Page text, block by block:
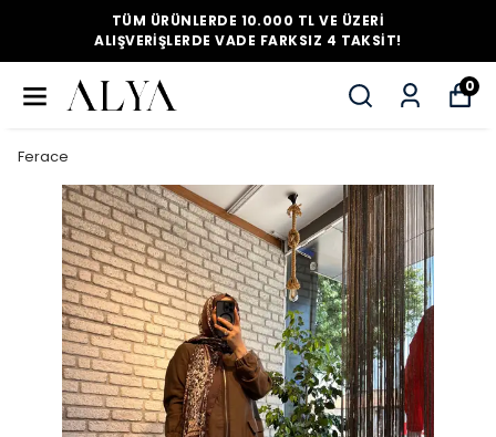
TÜM ÜRÜNLERDE 10.000 TL VE ÜZERI
ALIŞVERIŞLERDE VADE FARKSIZ 4 TAKSIT!
0
Ferace